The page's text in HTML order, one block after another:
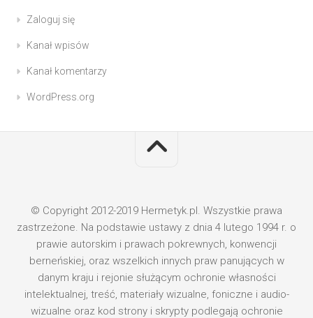
Zaloguj się
Kanał wpisów
Kanał komentarzy
WordPress.org
© Copyright 2012-2019 Hermetyk.pl. Wszystkie prawa
zastrzeżone. Na podstawie ustawy z dnia 4 lutego 1994 r. o
prawie autorskim i prawach pokrewnych, konwencji
berneńskiej, oraz wszelkich innych praw panujących w
danym kraju i rejonie służącym ochronie własności
intelektualnej, treść, materiały wizualne, foniczne i audio-
wizualne oraz kod strony i skrypty podlegają ochronie